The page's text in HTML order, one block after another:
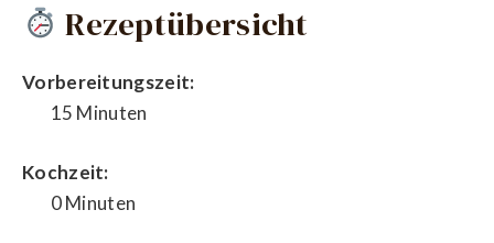
Rezeptübersicht
Vorbereitungszeit:
15 Minuten
Kochzeit:
0 Minuten